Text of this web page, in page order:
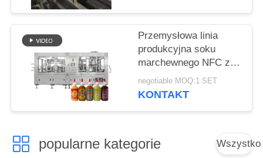
Przemysłowa linia
produkcyjna soku
marchewnego NFC ze
stali nierdzewnej 304
negotiable MOQ:1 SET
KONTAKT
popularne kategorie Wszystko